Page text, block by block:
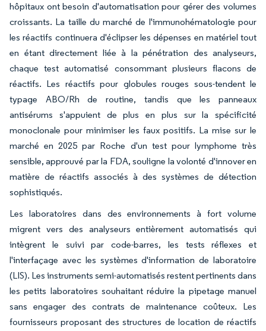
hôpitaux ont besoin d'automatisation pour gérer des volumes
croissants. La taille du marché de l'immunohématologie pour
les réactifs continuera d'éclipser les dépenses en matériel tout
en étant directement liée à la pénétration des analyseurs,
chaque test automatisé consommant plusieurs flacons de
réactifs. Les réactifs pour globules rouges sous-tendent le
typage ABO/Rh de routine, tandis que les panneaux
antisérums s'appuient de plus en plus sur la spécificité
monoclonale pour minimiser les faux positifs. La mise sur le
marché en 2025 par Roche d'un test pour lymphome très
sensible, approuvé par la FDA, souligne la volonté d'innover en
matière de réactifs associés à des systèmes de détection
sophistiqués.
Les laboratoires dans des environnements à fort volume
migrent vers des analyseurs entièrement automatisés qui
intègrent le suivi par code-barres, les tests réflexes et
l'interfaçage avec les systèmes d'information de laboratoire
(LIS). Les instruments semi-automatisés restent pertinents dans
les petits laboratoires souhaitant réduire la pipetage manuel
sans engager des contrats de maintenance coûteux. Les
fournisseurs proposant des structures de location de réactifs